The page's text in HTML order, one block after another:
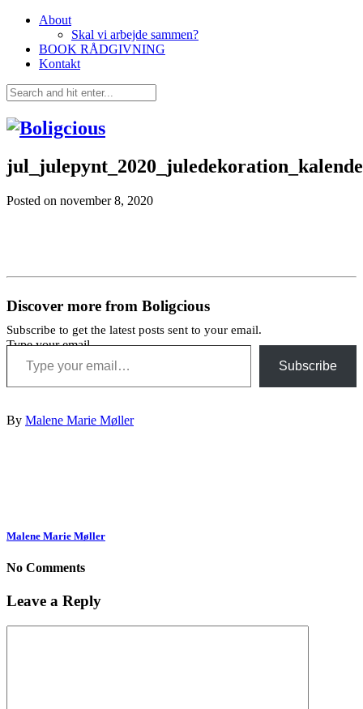
About
Skal vi arbejde sammen?
BOOK RÅDGIVNING
Kontakt
Posted on november 8, 2020
Discover more from Boligcious
Subscribe to get the latest posts sent to your email.
Type your email…
Subscribe
By Malene Marie Møller
Malene Marie Møller
No Comments
Leave a Reply